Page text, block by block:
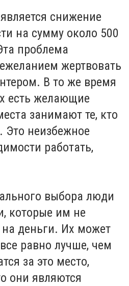
снижение
на сумму около 500
проблема
жертвовать
В то же время
есть желающие
занимают те, кто
Это неизбежное
работать,
выбора люди
которые им не
на деньги. Их может
равно лучше, чем
за это место,
они являются